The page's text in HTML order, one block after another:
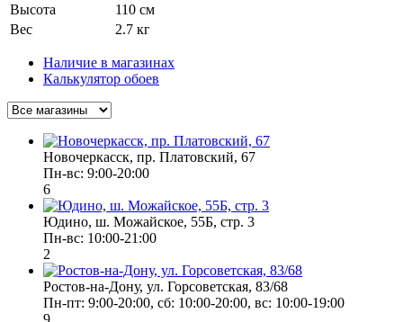
Высота
110 см
Вес
2.7 кг
Наличие в магазинах
Калькулятор обоев
Новочеркасск, пр. Платовский, 67
Пн-вс: 9:00-20:00
6
Юдино, ш. Можайское, 55Б, стр. 3
Пн-вс: 10:00-21:00
2
Ростов-на-Дону, ул. Горсоветская, 83/68
Пн-пт: 9:00-20:00, сб: 10:00-20:00, вс: 10:00-19:00
9